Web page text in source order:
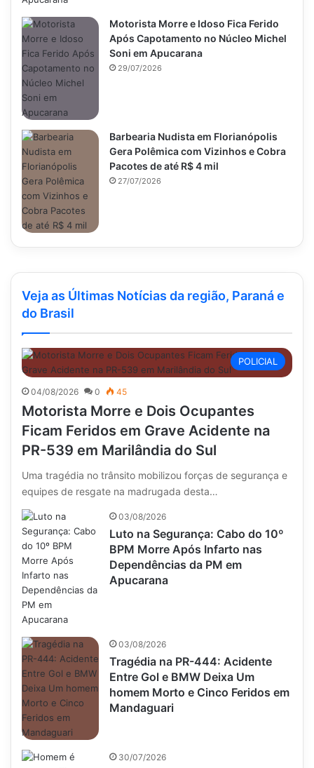
Veja as Últimas Notícias da região, Paraná e
do Brasil
POLICIAL
04/08/2026 0 45
Motorista Morre e Dois Ocupantes
Ficam Feridos em Grave Acidente na
PR-539 em Marilândia do Sul
Uma tragédia no trânsito mobilizou forças de segurança e
equipes de resgate na madrugada desta…
03/08/2026
Luto na Segurança: Cabo do 10º
BPM Morre Após Infarto nas
Dependências da PM em
Apucarana
03/08/2026
Tragédia na PR-444: Acidente
Entre Gol e BMW Deixa Um
homem Morto e Cinco Feridos em
Mandaguari
30/07/2026
Motorista Morre e Idoso Fica Ferido
Após Capotamento no Núcleo Michel
Soni em Apucarana
29/07/2026
Barbearia Nudista em Florianópolis
Gera Polêmica com Vizinhos e Cobra
Pacotes de até R$ 4 mil
27/07/2026